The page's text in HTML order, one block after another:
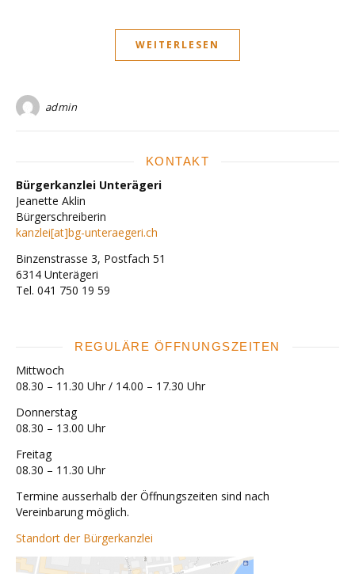
WEITERLESEN
admin
KONTAKT
Bürgerkanzlei Unterägeri
Jeanette Aklin
Bürgerschreiberin
kanzlei[at]bg-unteraegeri.ch
Binzenstrasse 3, Postfach 51
6314 Unterägeri
Tel. 041 750 19 59
REGULÄRE ÖFFNUNGSZEITEN
Mittwoch
08.30 – 11.30 Uhr / 14.00 – 17.30 Uhr
Donnerstag
08.30 – 13.00 Uhr
Freitag
08.30 – 11.30 Uhr
Termine ausserhalb der Öffnungszeiten sind nach
Vereinbarung möglich.
Standort der Bürgerkanzlei